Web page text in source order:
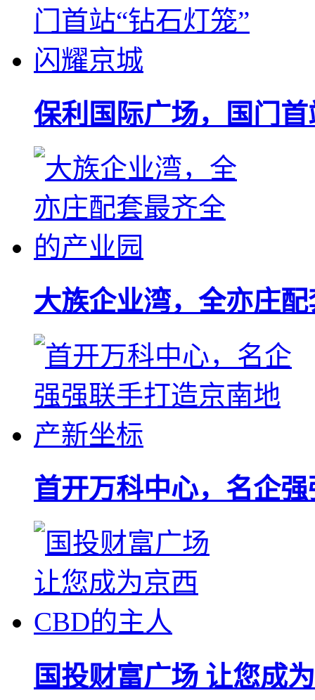
保利国际广场，国门
大族企业湾，全亦庄
首开万科中心，名企
国投财富广场 让您成